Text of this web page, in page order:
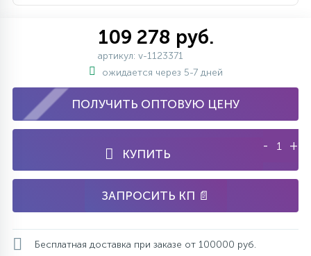
109 278 руб.
артикул: v-1123371
ожидается через 5-7 дней
ПОЛУЧИТЬ ОПТОВУЮ ЦЕНУ
КУПИТЬ
- +
ЗАПРОСИТЬ КП 📄
Бесплатная доставка при заказе от 100000 руб.